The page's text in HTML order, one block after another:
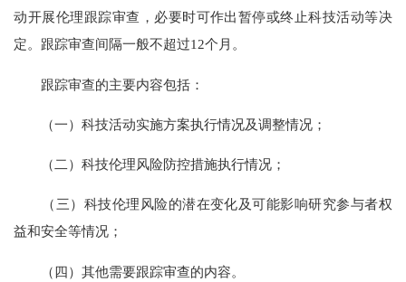
动开展伦理跟踪审查，必要时可作出暂停或终止科技活动等决
定。跟踪审查间隔一般不超过12个月。
跟踪审查的主要内容包括：
（一）科技活动实施方案执行情况及调整情况；
（二）科技伦理风险防控措施执行情况；
（三）科技伦理风险的潜在变化及可能影响研究参与者权
益和安全等情况；
（四）其他需要跟踪审查的内容。